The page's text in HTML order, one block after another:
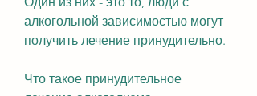
алкогольной зависимостью могут
получить лечение принудительно.
Что такое принудительное